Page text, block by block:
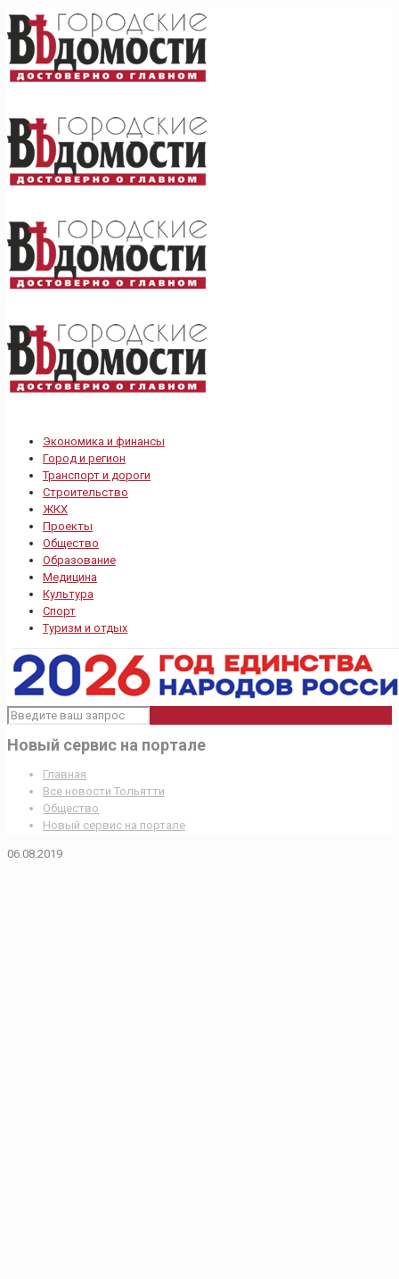
Экономика и финансы
Город и регион
Транспорт и дороги
Строительство
ЖКХ
Проекты
Общество
Образование
Медицина
Культура
Спорт
Туризм и отдых
Новый сервис на портале
Главная
Все новости Тольятти
Общество
Новый сервис на портале
06.08.2019